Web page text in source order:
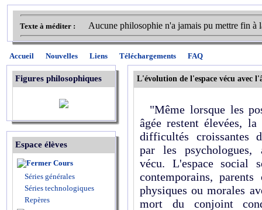
Texte à méditer : Aucune philosophie n'a jamais pu mettre fin à
Accueil Nouvelles Liens Téléchargements FAQ
Figures philosophiques
Espace élèves
Cours
Séries générales
Séries technologiques
Repères
L'évolution de l'espace vécu avec
"Même lorsque les
âgée restent élevées,
difficultés croissantes
par les psychologues,
vécu. L'espace social
contemporains,
physiques ou morales
mort du conjoint